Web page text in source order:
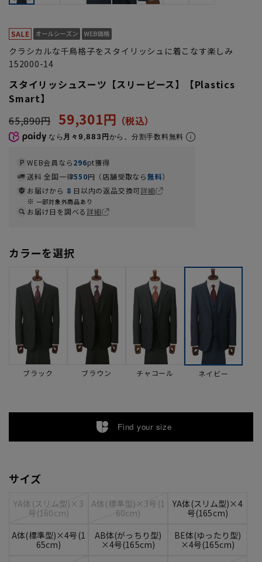
クラシカルな千鳥格子をスタイリッシュに着こなす楽しみ
152000-14
スタイリッシュスーツ【スリーピース】【Plastics
Smart】
65,890円 59,301円
なら 月々9,883円から。分割手数料無料
WEB会員なら296pt獲得
送料 全国一律550円（店舗受取なら無料）
お届けから 8 日以内の返品交換可詳細
一部対象外商品あり
お届け日を調べる詳細
カラーを選択
ブラック ブラウン チャコール ネイビー
Find your size
サイズ
YA体(スリム型)×3
号(160cm)
A体(標準型)×3号(1
60cm)
YA体(スリム型)×4
号(165cm)
A体(標準型)×4号(1
65cm)
AB体(がっちり型)
×4号(165cm)
BE体(ゆったり型)
×4号(165cm)